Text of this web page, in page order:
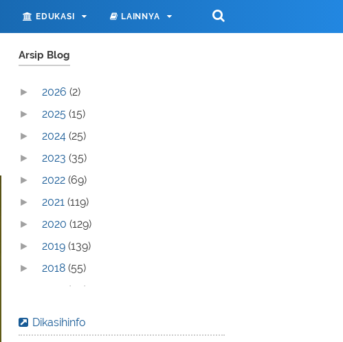
EDUKASI LAINNYA
Arsip Blog
► 2026 (2)
► 2025 (15)
► 2024 (25)
► 2023 (35)
► 2022 (69)
► 2021 (119)
► 2020 (129)
► 2019 (139)
► 2018 (55)
(70)
► 2015(30)
Dikasihinfo